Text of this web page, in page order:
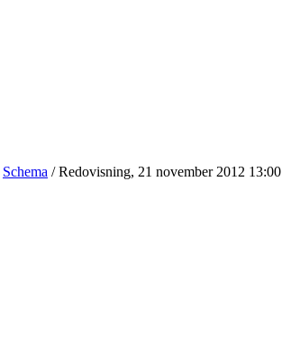
Schema /Redovisning, 21 november 2012 13:00